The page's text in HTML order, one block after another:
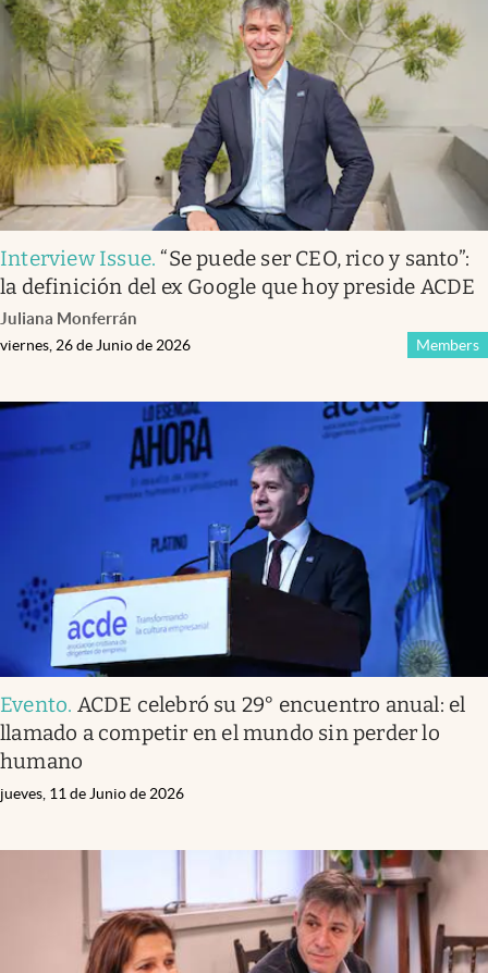
Infotechnology
Clase
Clima
Mundial 2026
Eventos Corporativos
El Cronista Studio
Mediakit
abre en nueva pestaña
Argentina
Interview Issue.“Se puede ser CEO, rico y santo”:
la definición del ex Google que hoy preside ACDE
Juliana Monferrán
Members
viernes, 26 de Junio de 2026
Evento. ACDE celebró su 29° encuentro anual: el
llamado a competir en el mundo sin perder lo
humano
jueves, 11 de Junio de 2026